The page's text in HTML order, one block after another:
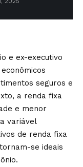
e ex-executivo
seguros e
a renda fixa
e menor
variável
de renda fixa
se ideais